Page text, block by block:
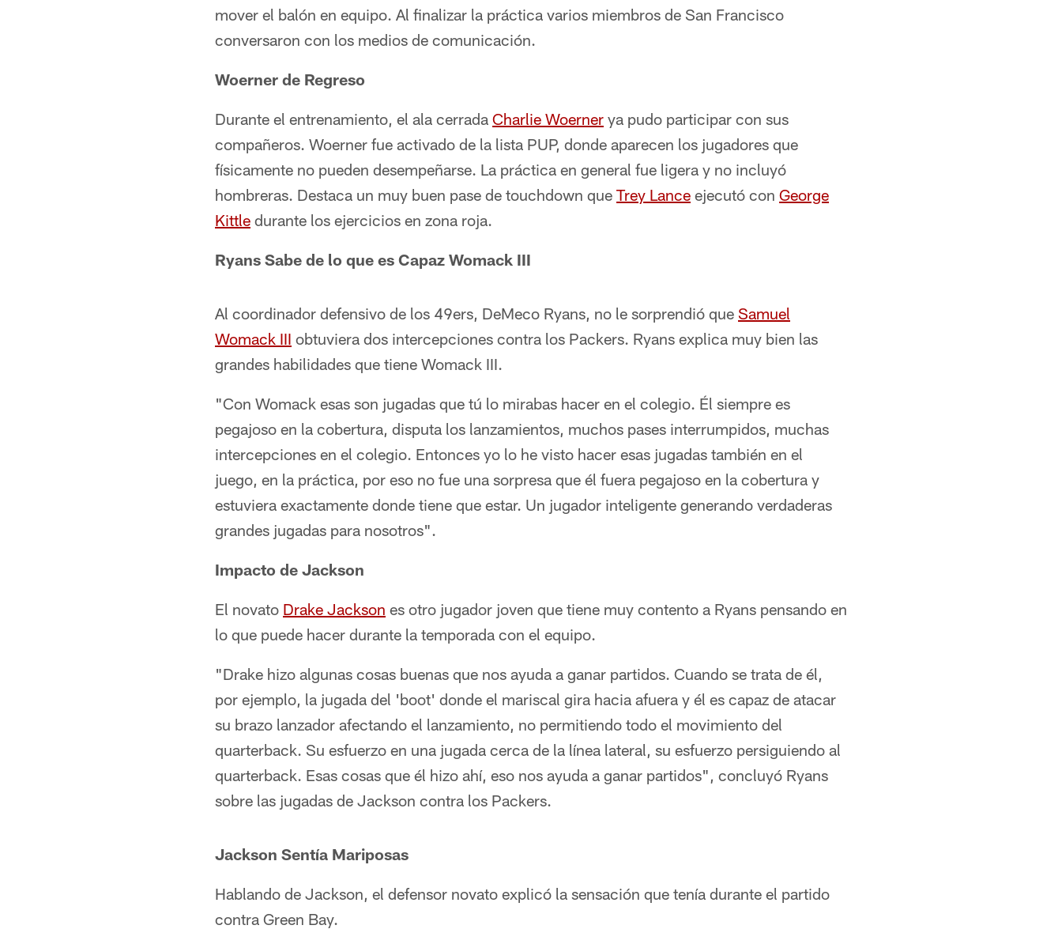
mover el balón en equipo. Al finalizar la práctica varios miembros de San Francisco
conversaron con los medios de comunicación.
Woerner de Regreso
Durante el entrenamiento, el ala cerrada Charlie Woerner ya pudo participar con sus
compañeros. Woerner fue activado de la lista PUP, donde aparecen los jugadores que
físicamente no pueden desempeñarse. La práctica en general fue ligera y no incluyó
hombreras. Destaca un muy buen pase de touchdown que Trey Lance ejecutó con George
Kittle durante los ejercicios en zona roja.
Ryans Sabe de lo que es Capaz Womack III
Al coordinador defensivo de los 49ers, DeMeco Ryans, no le sorprendió que Samuel
Womack III obtuviera dos intercepciones contra los Packers. Ryans explica muy bien las
grandes habilidades que tiene Womack III.
"Con Womack esas son jugadas que tú lo mirabas hacer en el colegio. Él siempre es
pegajoso en la cobertura, disputa los lanzamientos, muchos pases interrumpidos, muchas
intercepciones en el colegio. Entonces yo lo he visto hacer esas jugadas también en el
juego, en la práctica, por eso no fue una sorpresa que él fuera pegajoso en la cobertura y
estuviera exactamente donde tiene que estar. Un jugador inteligente generando verdaderas
grandes jugadas para nosotros".
Impacto de Jackson
El novato Drake Jackson es otro jugador joven que tiene muy contento a Ryans pensando en
lo que puede hacer durante la temporada con el equipo.
"Drake hizo algunas cosas buenas que nos ayuda a ganar partidos. Cuando se trata de él,
por ejemplo, la jugada del 'boot' donde el mariscal gira hacia afuera y él es capaz de atacar
su brazo lanzador afectando el lanzamiento, no permitiendo todo el movimiento del
quarterback. Su esfuerzo en una jugada cerca de la línea lateral, su esfuerzo persiguiendo al
quarterback. Esas cosas que él hizo ahí, eso nos ayuda a ganar partidos", concluyó Ryans
sobre las jugadas de Jackson contra los Packers.
Jackson Sentía Mariposas
Hablando de Jackson, el defensor novato explicó la sensación que tenía durante el partido
contra Green Bay.